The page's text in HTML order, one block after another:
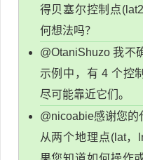
得贝塞尔控制点
何想法吗？
@OtaniShuzo 我不
示例中，有 4 个控
尽可能靠近它们。
@nicoabie感谢您
从两个地理点(lat，